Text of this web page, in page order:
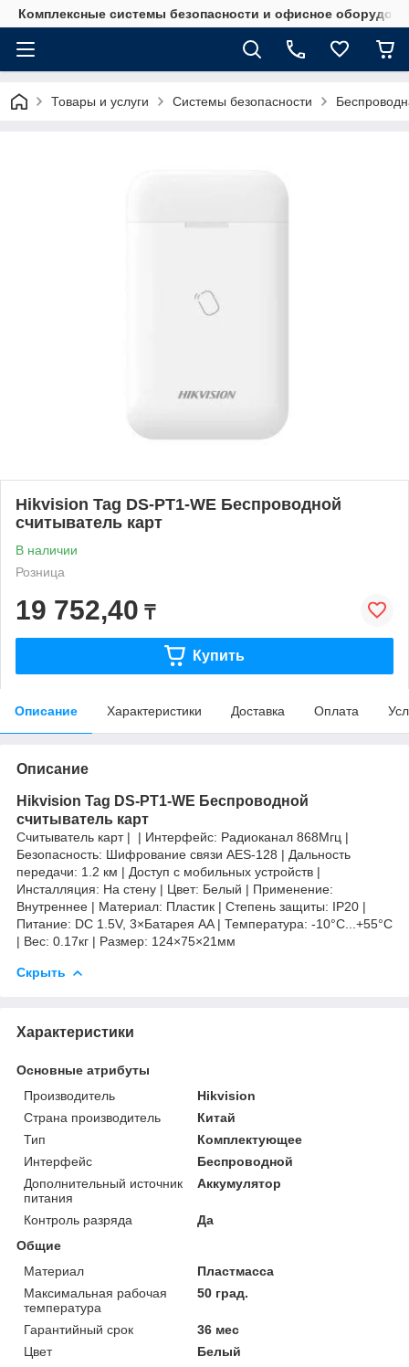
Комплексные системы безопасности и офисное
Товары и услуги Системы безопасности
Hikvision Tag DS-PT1-WE Беспроводной
считыватель карт
В наличии
Розница
19 752,40 ₸
Купить
Описание Характеристики Доставка Оплата
Описание
Hikvision Tag DS-PT1-WE Беспроводной
считыватель карт
Считыватель карт | | Интерфейс: Радиоканал 868Мгц |
Безопасность: Шифрование связи AES-128 | Дальность
передачи: 1.2 км | Доступ с мобильных устройств |
Инсталляция: На стену | Цвет: Белый | Применение:
Внутреннее | Материал: Пластик | Степень защиты: IP20 |
Питание: DC 1.5V, 3×Батарея AA | Температура: -10°C...+55°C
| Вес: 0.17кг | Размер: 124×75×21мм
Скрыть
Характеристики
Основные атрибуты
Производитель
Hikvision
Страна производитель
Китай
Тип
Комплектующее
Интерфейс
Беспроводной
Дополнительный источник
питания
Аккумулятор
Контроль разряда
Да
Общие
Материал
Пластмасса
Максимальная рабочая
температура
50 град.
Гарантийный срок
36 мес
Цвет
Белый